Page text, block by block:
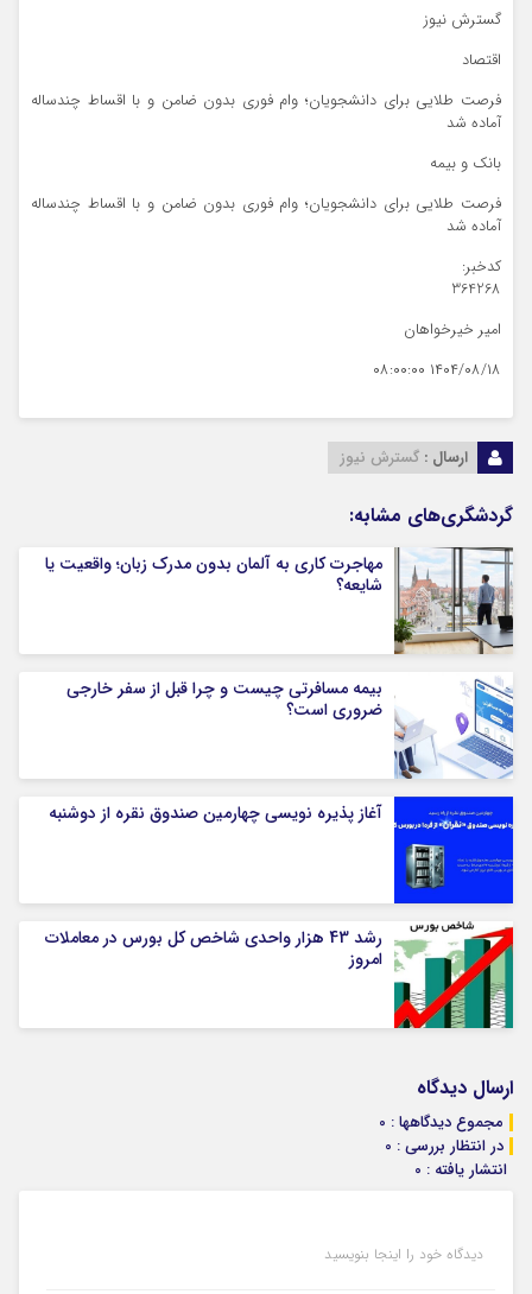
گسترش نیوز
اقتصاد
فرصت طلایی برای دانشجویان؛ وام فوری بدون ضامن و با اقساط چندساله
آماده شد
بانک و بیمه
فرصت طلایی برای دانشجویان؛ وام فوری بدون ضامن و با اقساط چندساله
آماده شد
کدخبر:
364268
امیر خیرخواهان
۱۴۰۴/۰۸/۱۸ ۰۸:۰۰:۰۰
ارسال : گسترش نیوز
گردشگری‌های مشابه:
مهاجرت کاری به آلمان بدون مدرک زبان؛ واقعیت یا
شایعه؟
بیمه مسافرتی چیست و چرا قبل از سفر خارجی
ضروری است؟
آغاز پذیره نویسی چهارمین صندوق نقره از دوشنبه
رشد 43 هزار واحدی شاخص کل بورس در معاملات
امروز
ارسال دیدگاه
مجموع دیدگاهها : 0
در انتظار بررسی : 0
انتشار یافته : 0
دیدگاه خود را اینجا بنویسید